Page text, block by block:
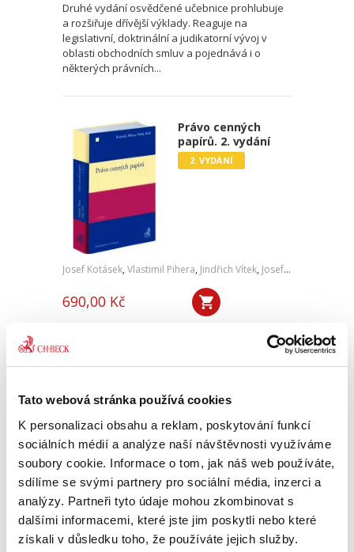
Tato webová stránka používá cookies
K personalizaci obsahu a reklam, poskytování funkcí
sociálních médií a analýze naší návštěvnosti využíváme
soubory cookie. Informace o tom, jak náš web používáte,
sdílíme se svými partnery pro sociální média, inzerci a
analýzy. Partneři tyto údaje mohou zkombinovat s
dalšími informacemi, které jste jim poskytli nebo které
získali v důsledku toho, že používáte jejich služby.
Druhé vydání osvědčené učebnice prohlubuje
a rozšiřuje dřívější výklady. Reaguje na
legislativní, doktrinální a judikatorní vývoj v
oblasti obchodních smluv a pojednává i o
některých právních...
Právo cenných
papírů. 2. vydání
2. VYDÁNÍ
Josef Kotásek, Vlastimil Pihera, Jindřich Vítek, Josef Kříž
690,00 Kč
druhém vydání přináší aktualizovaný a
podrobný obecný výklad k základním
právní regulaci. Na úvodní obecnější...
Mezinárodní a
evropské kontrolní
mechanismy v
oblasti lidských
práv. 4. vydání